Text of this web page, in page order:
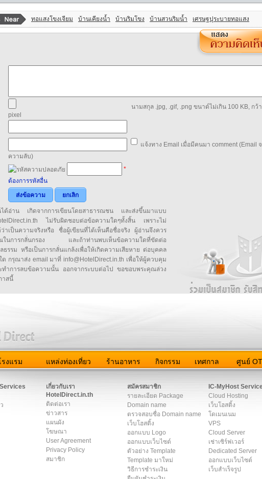
ทอแสงโขงเจียม บ้านเคียงน้ำ บ้านริมโขง บ้านสวนริมน้ำ เศรษฐปุระบายทอแสง
นามสกุล .jpg, .gif, .png ขนาด์ไม่เกิน 100 KB, กว้
pixel
แจ้งทาง Email เมื่อมีคนมา comment (Email
ความลับ)
*
ต้องการรหัสอื่น
ส่งข้อความ
ยกเลิก
ด้อ่าน เกิดจากการเขียนโดยสาธารณชน และส่งขึ้นมาแบบ
ไม่รับผิดชอบต่อข้อความใดๆทั้งสิ้น เพราะไม่
ว่าเป็นความจริงหรือ ชื่อผู้เขียนที่ได้เห็นคือชื่อจริง ผู้อ่านจึงควร
ในการกลั่นกรอง และถ้าท่านพบเห็นข้อความใดที่ขัดต่อ
ธรรม หรือเป็นการกลั่นแกล้งเพื่อให้เกิดความเสียหาย ต่อบุคคล
ด กรุณาส่ง email มาที่ info@HotelDirect.in.th เพื่อให้ผู้ควบคุม
ทำการลบข้อความนั้น ออกจากระบบต่อไป ขอขอบพระคุณล่วง
าสนี้
รงแรม แหล่งท่องเที่ยว ร้านอาหาร กิจกรรม เทศกาล ศูนย์
เกี่ยวกับเรา
HotelDirect.in.th
ติดต่อเรา
ข่าวสาร
แผนผัง
โฆษณา
User Agreement
Privacy Policy
สมาชิก
สมัครสมาชิก
รายละเอียด Package
Domain name
ตรวจสอบชื่อ Domain name
เว็บโฮสติ้ง
ออกแบบ Logo
ออกแบบเว็บไซต์
ตัวอย่าง Template
Template มาใหม่
วิธีการชำระเงิน
IC-MyHost
Cloud Hosting
เว็บโฮสติ้ง
โดเมนเนม
VPS
Cloud Server
เช่าเซิร์ฟเวอร์
Dedicated Server
ออกแบบเว็บไซต์
เว็บสำเร็จรูป